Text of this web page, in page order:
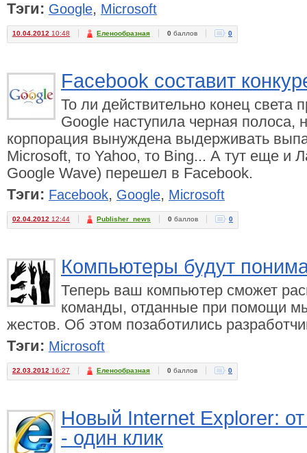
Тэги: Google, Microsoft
10.04.2012 10:48 Еленообразная 0 баллов 0
Facebook составит
То ли действительно конец света
Google наступила черная полоса,
корпорация вынуждена выдерживать
Microsoft, то Yahoo, то Bing... А тут еще и
Google Wave) перешел в Facebook.
Тэги: Facebook, Google, Microsoft
02.04.2012 12:44 Publisher_news 0 баллов 0
Компьютеры будут
Теперь ваш компьютер сможет
команды, отданные при помощи
жестов. Об этом позаботились
Тэги: Microsoft
22.03.2012 16:27 Еленообразная 0 баллов 0
Новый Internet Explorer:
- один клик